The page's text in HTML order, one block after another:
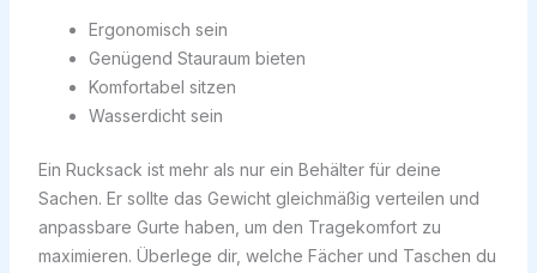
Ergonomisch sein
Genügend Stauraum bieten
Komfortabel sitzen
Wasserdicht sein
Ein Rucksack ist mehr als nur ein Behälter für deine
Sachen. Er sollte das Gewicht gleichmäßig verteilen und
anpassbare Gurte haben, um den Tragekomfort zu
maximieren. Überlege dir, welche Fächer und Taschen du